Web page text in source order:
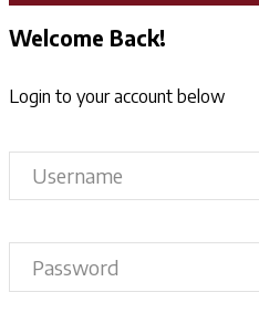
Welcome Back!
Login to your account below